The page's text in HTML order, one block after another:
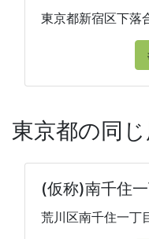
東京都新宿区下落
東京都の同
(仮称)南千住
荒川区南千住一